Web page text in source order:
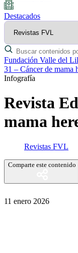
Destacados
Fundación Valle del
31 – Cáncer de mama
Infografía
Revista
mama
Revistas FVL
Comparte este contenido
11 enero 2026